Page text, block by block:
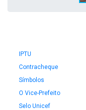
IPTU
Contracheque
Símbolos
O Vice-Prefeito
Selo Unicef